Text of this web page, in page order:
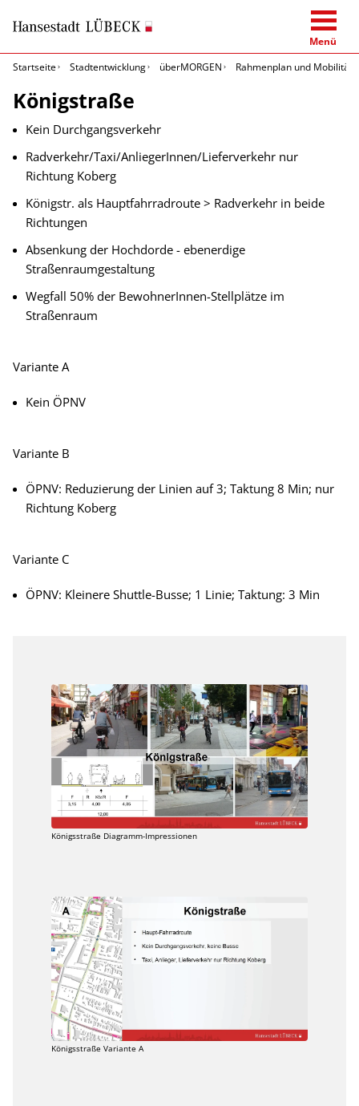
Menü
Startseite
Stadtentwicklung überMORGEN Rahmenplan und
Königstraße
Kein Durchgangsverkehr
Radverkehr/Taxi/AnliegerInnen/Lieferverkehr nur
Richtung Koberg
Königstr. als Hauptfahrradroute > Radverkehr in beide
Richtungen
Absenkung der Hochdorde - ebenerdige
Straßenraumgestaltung
Wegfall 50% der BewohnerInnen-Stellplätze im
Straßenraum
Variante A
Kein ÖPNV
Variante B
ÖPNV: Reduzierung der Linien auf 3; Taktung 8 Min; nur
Richtung Koberg
Variante C
ÖPNV: Kleinere Shuttle-Busse; 1 Linie; Taktung: 3 Min
Königsstraße Diagramm-Impressionen
Königsstraße Variante A